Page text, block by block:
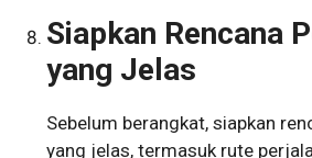
Siapkan Rencana
yang Jelas
Sebelum berangkat, siapkan
yang jelas, termasuk rute